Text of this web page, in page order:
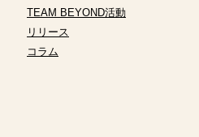
TEAM BEYOND活動
リリース
コラム